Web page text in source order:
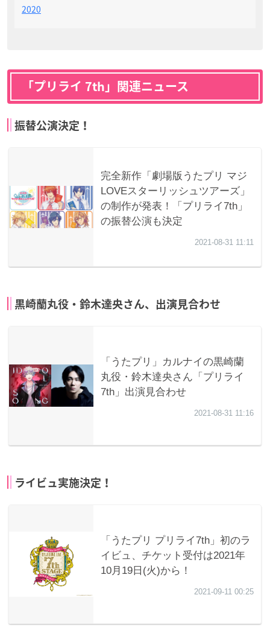
2020
「プリライ 7th」関連ニュース
振替公演決定！
黒崎蘭丸役・鈴木達央さん、出演見合わせ
ライビュ実施決定！